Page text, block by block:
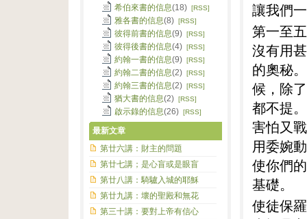
讓我們
第一至
沒有用
的奧秘
候，除
都不提
害怕又
用委婉
使你們
基礎。
使徒保
希伯來書的信息(18) [RSS]
雅各書的信息(8) [RSS]
彼得前書的信息(9) [RSS]
彼得後書的信息(4) [RSS]
約翰一書的信息(9) [RSS]
約翰二書的信息(2) [RSS]
約翰三書的信息(2) [RSS]
猶大書的信息(2) [RSS]
啟示錄的信息(26) [RSS]
最新文章
第廿六講：財主的問題
第廿七講；是心盲或是眼盲
第廿八講：騎驢入城的耶穌
第廿九講：壞的聖殿和無花
第三十講：要對上帝有信心